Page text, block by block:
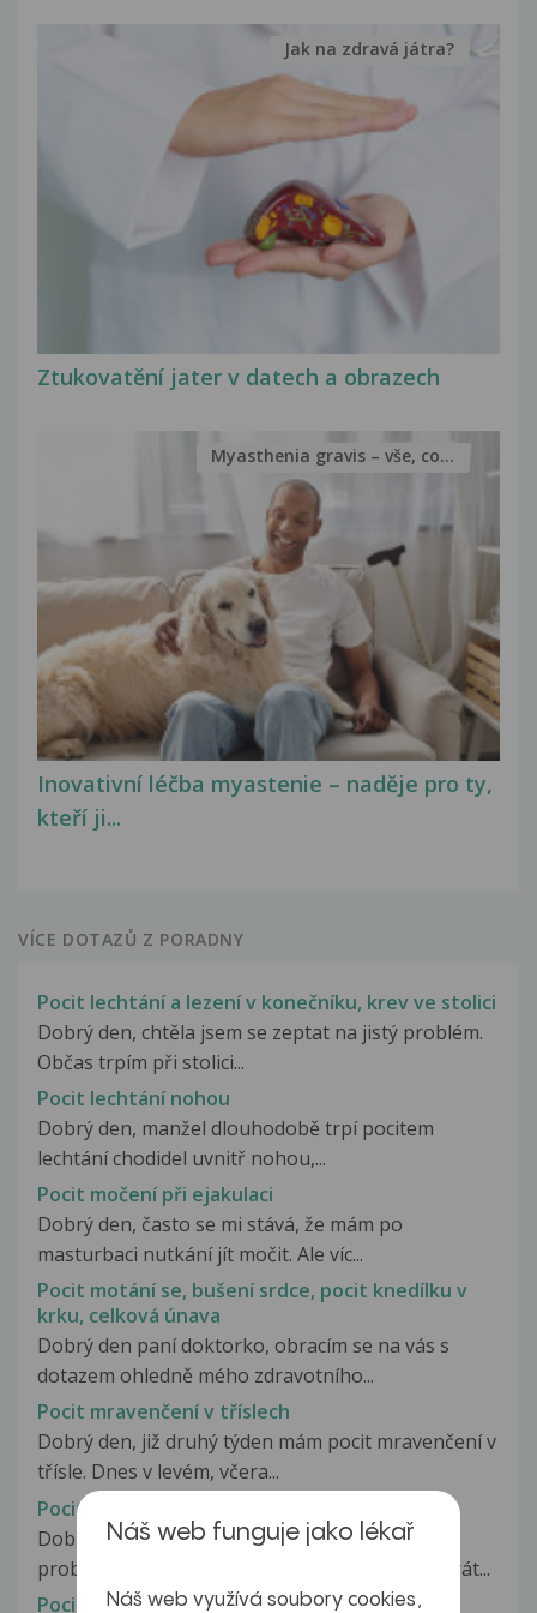
Ztukovatění jater v datech a obrazech
Jak na zdravá játra?
Inovativní léčba myastenie – naděje pro ty,
kteří ji...
Myasthenia gravis – vše, co...
VÍCE DOTAZŮ Z PORADNY
Pocit lechtání a lezení v konečníku, krev ve stolici
Dobrý den, chtěla jsem se zeptat na jistý problém.
Občas trpím při stolici...
Pocit lechtání nohou
Dobrý den, manžel dlouhodobě trpí pocitem
lechtání chodidel uvnitř nohou,...
Pocit močení při ejakulaci
Dobrý den, často se mi stává, že mám po
masturbaci nutkání jít močit. Ale víc...
Pocit motání se, bušení srdce, pocit knedílku v
krku, celková únava
Dobrý den paní doktorko, obracím se na vás s
dotazem ohledně mého zdravotního...
Pocit mravenčení v tříslech
Dobrý den, již druhý týden mám pocit mravenčení v
třísle. Dnes v levém, včera...
Pocit mrtvého prstenicku na levé noze
Dobrý den,prosím o radu s mým
problémem.Kdykoliv vstanu z postele(i několikrát...
Pocit na hrudníku
Náš web funguje jako lékař
Náš web využívá soubory cookies,